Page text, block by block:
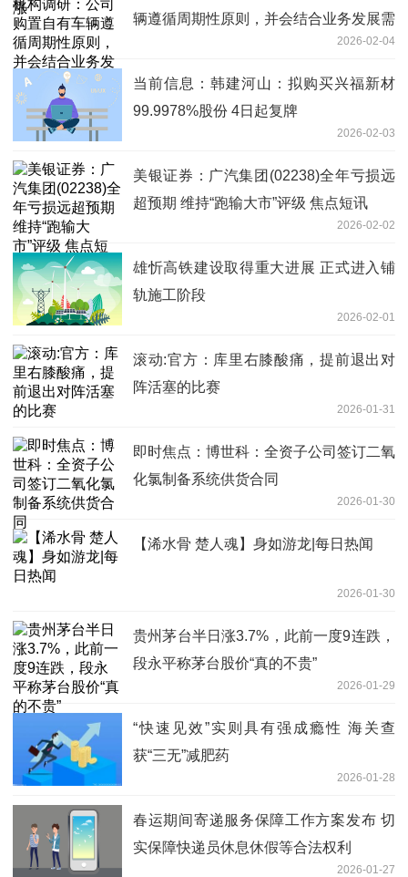
辆遵循周期性原则，并会结合业务发展需
求，分阶段进行审批和购置（附调研问
答）
2026-02-04
当前信息：韩建河山：拟购买兴福新材
99.9978%股份 4日起复牌
2026-02-03
美银证券：广汽集团(02238)全年亏损远
超预期 维持“跑输大市”评级 焦点短讯
2026-02-02
雄忻高铁建设取得重大进展 正式进入铺
轨施工阶段
2026-02-01
滚动:官方：库里右膝酸痛，提前退出对
阵活塞的比赛
2026-01-31
即时焦点：博世科：全资子公司签订二氧
化氯制备系统供货合同
2026-01-30
【浠水骨 楚人魂】身如游龙|每日热闻
2026-01-30
贵州茅台半日涨3.7%，此前一度9连跌，
段永平称茅台股价“真的不贵”
2026-01-29
“快速见效”实则具有强成瘾性 海关查
获“三无”减肥药
2026-01-28
春运期间寄递服务保障工作方案发布 切
实保障快递员休息休假等合法权利
2026-01-27